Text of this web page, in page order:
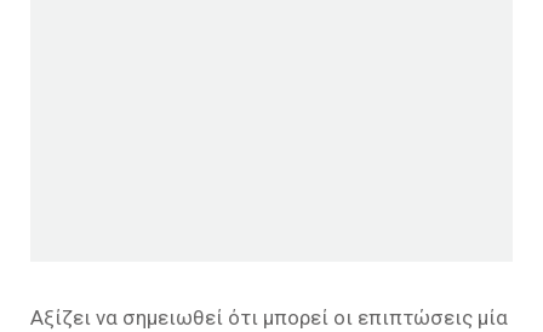
Αξίζει να σημειωθεί ότι μπορεί οι επιπτώσεις μία